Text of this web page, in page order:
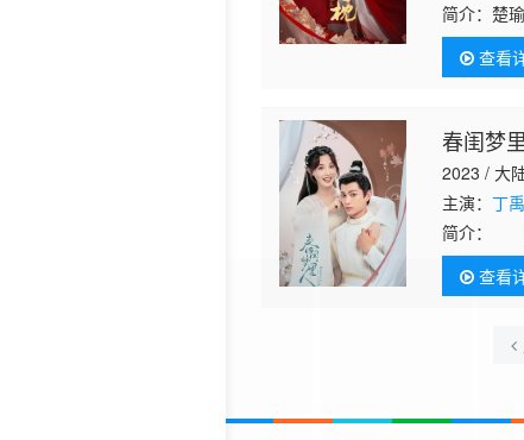
简介： 楚
在一场战
起初卫韫
查看
春闺梦
2023 / 大
主演：丁
简介：
外，再次醒来
钰轩休妻
查看